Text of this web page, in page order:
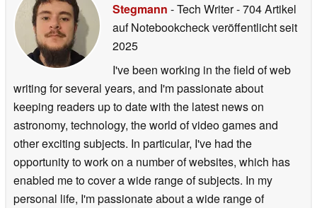
Stegmann - Tech Writer- 704 Artikel
auf Notebookcheck veröffentlichtseit
2025
I've been working in the field of web
writing for several years, and I'm passionate about
keeping readers up to date with the latest news on
astronomy, technology, the world of video games and
other exciting subjects. In particular, I've had the
opportunity to work on a number of websites, which has
enabled me to cover a wide range of subjects. In my
personal life, I'm passionate about a wide range of